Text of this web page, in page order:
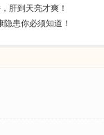
肝到天亮才爽！
患你必须知道！